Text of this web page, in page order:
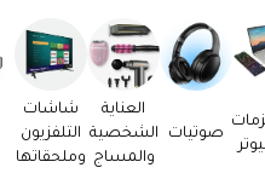
صوتيات
العناية
الشخصية
والمساج
شاشات
التلفزيون
وملحقاتها